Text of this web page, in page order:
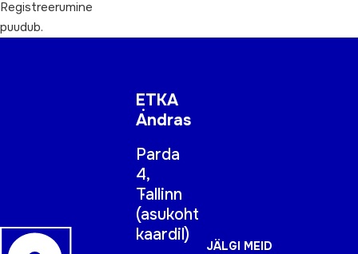
Registreerumine
puudub.
ETKA
Andras
Parda
4,
Tallinn
(asukoht
kaardil)
JÄLGI MEID